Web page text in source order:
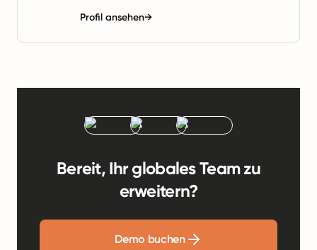
Profil ansehen→
Bereit, Ihr globales Team zu
erweitern?
Demo buchen